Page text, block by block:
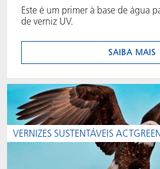
Este é um primer à base de água
de verniz UV.
SAIBA MAIS
VERNIZES SUSTENTÁVEIS